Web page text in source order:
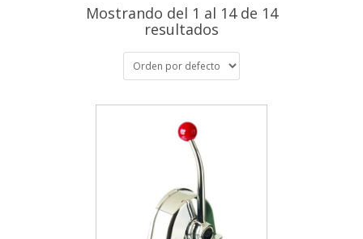
Mostrando del 1 al 14 de 14
resultados